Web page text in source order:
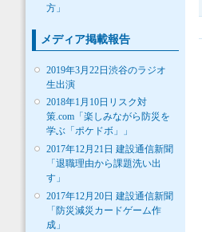
方」
メディア掲載報告
2019年3月22日渋谷のラジオ
生出演
2018年1月10日リスク対
策.com「楽しみながら防災を
学ぶ「ポケドボ」」
2017年12月21日 建設通信新聞
「退職理由から課題洗い出
す」
2017年12月20日 建設通信新聞
「防災減災カードゲーム作
成」